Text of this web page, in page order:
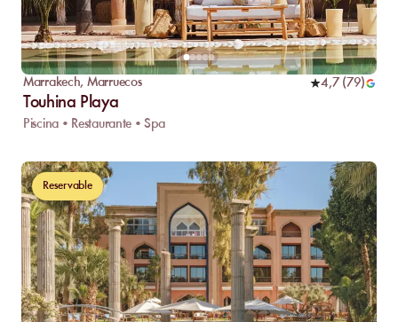
Marrakech, Marruecos 4,7(79)
Touhina Playa
Piscina • Restaurante • Spa
Reservable